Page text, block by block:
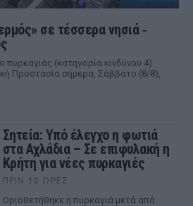
σε τέσσερα νησιά ‑
πυρκαγιάς (κατηγορία κινδύνου 4)
Προστασία σήμερα, Σάββατο (8/8),
Σητεία: Υπό έλεγχο η φωτιά
στα Αχλάδια – Σε επιφυλακή η
Κρήτη για νέες πυρκαγιές
ΠΡΙΝ 10 ΏΡΕΣ
Οριοθετήθηκε η πυρκαγιά μετά από